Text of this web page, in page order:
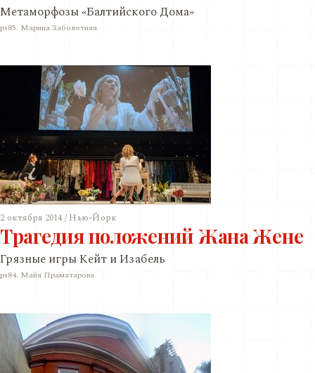
Метаморфозы «Балтийского Дома»
ps85. Марина Заболотняя
2 октября 2014 / Нью-Йорк
Трагедия положений Жана Жене
Грязные игры Кейт и Изабель
ps84. Майя Праматарова